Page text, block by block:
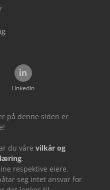
LinkedIn
på denne siden er
du våre vilkår og
.
respektive eiere.
seg intet ansvar for